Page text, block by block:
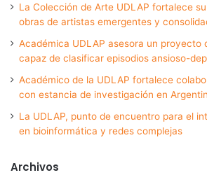
La Colección de Arte UDLAP fortalece
obras de artistas emergentes y
Académica UDLAP asesora un proyecto
capaz de clasificar episodios ansioso-
Académico de la UDLAP fortalece
con estancia de investigación en
La UDLAP, punto de encuentro para el
en bioinformática y redes complejas
Archivos